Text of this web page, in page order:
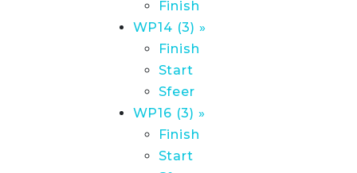
Finish
WP14 (3) »
Finish
Start
Sfeer
WP16 (3) »
Finish
Start